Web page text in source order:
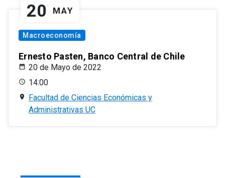
20 MAY
Macroeconomía
Ernesto Pasten, Banco Central de Chile
20 de Mayo de 2022
14:00
Facultad de Ciencias Económicas y
Administrativas UC